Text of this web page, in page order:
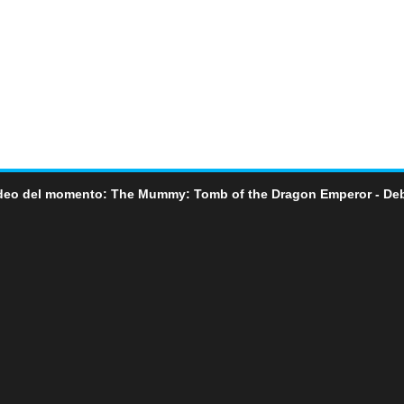
del momento: The Mummy: Tomb of the Dragon Emperor -